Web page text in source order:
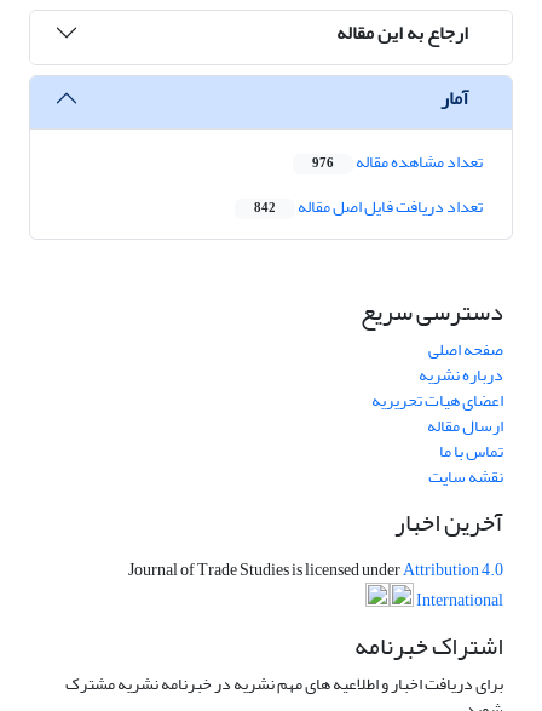
ارجاع به این مقاله
آمار
تعداد مشاهده مقاله 976
تعداد دریافت فایل اصل مقاله 842
دسترسی سریع
صفحه اصلی
درباره نشریه
اعضای هیات تحریریه
ارسال مقاله
تماس با ما
نقشه سایت
آخرین اخبار
Journal of Trade Studies is licensed underAttribution 4.0
International
اشتراک خبرنامه
برای دریافت اخبار و اطلاعیه های مهم نشریه در خبرنامه نشریه مشترک